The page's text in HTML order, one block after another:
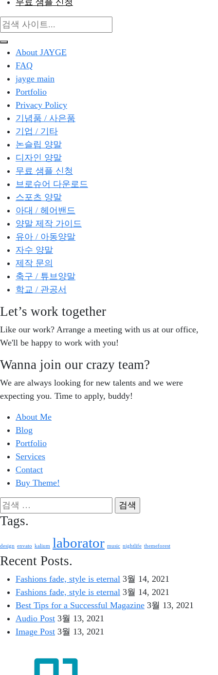
무료 샘플 신청
About JAYGE
FAQ
jayge main
Portfolio
Privacy Policy
기념품 / 사은품
기업 / 기타
논슬립 양말
디자인 양말
무료 샘플 신청
브로슈어 다운로드
스포츠 양말
아대 / 헤어밴드
양말 제작 가이드
유아 / 아동양말
자수 양말
제작 문의
축구 / 튜브양말
학교 / 관공서
Let’s work together
Like our work? Arrange a meeting with us at our office,
We'll be happy to work with you!
Wanna join our crazy team?
We are always looking for new talents and we were
expecting you. Time to apply, buddy!
About Me
Blog
Portfolio
Services
Contact
Buy Theme!
검
색:
Tags.
design envato kalium laborator music nightlife themeforest
Recent Posts.
Fashions fade, style is eternal 3월 14, 2021
Fashions fade, style is eternal 3월 14, 2021
Best Tips for a Successful Magazine 3월 13, 2021
Audio Post 3월 13, 2021
Image Post 3월 13, 2021